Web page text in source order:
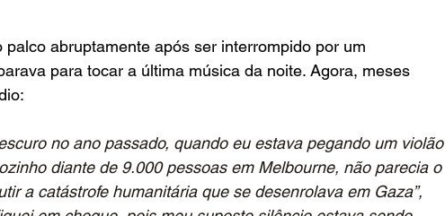
abruptamente após ser interrompido por um
para tocar a última música da noite. Agora, meses
no ano passado, quando eu estava pegando um violão
diante de 9.000 pessoas em Melbourne, não parecia o
a catástrofe humanitária que se desenrolava em Gaza”,